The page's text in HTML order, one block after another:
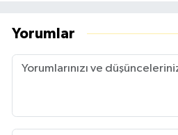
Yorumlar